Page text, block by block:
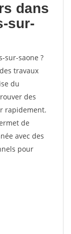
dans
sur-
sur-saone ?
travaux
du
des
rapidement.
de
avec des
pour